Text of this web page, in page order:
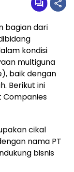
bagian dari
kondisi
multiguna
baik dengan
Berikut ini
Companies
cikal
nama PT
bisnis